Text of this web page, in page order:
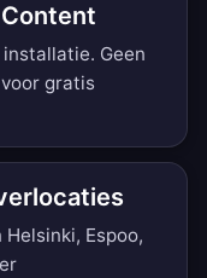
Geen
gratis
Espoo,